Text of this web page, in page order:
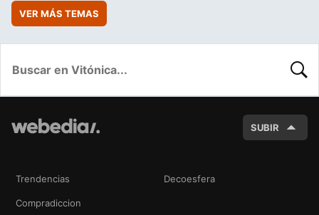
VER MÁS TEMAS
SUBIR
Trendencias Decoesfera
Compradiccion